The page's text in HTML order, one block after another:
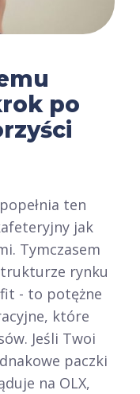
po
ten
jak
Tymczasem
rynku
- to potężne
które
Jeśli Twoi
paczki
na OLX,